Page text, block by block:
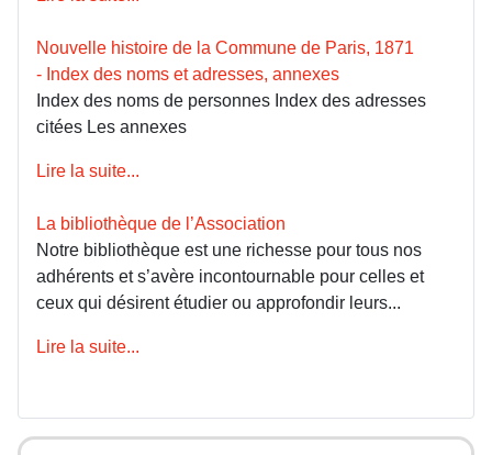
Nouvelle histoire de la Commune de Paris, 1871
- Index des noms et adresses, annexes
Index des noms de personnes Index des adresses
citées Les annexes
Lire la suite...
La bibliothèque de l’Association
Notre bibliothèque est une richesse pour tous nos
adhérents et s’avère incontournable pour celles et
ceux qui désirent étudier ou approfondir leurs...
Lire la suite...